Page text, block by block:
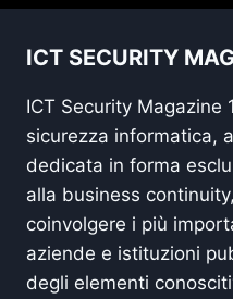
ICT SECURITY
ICT Security Magazine
sicurezza informatica,
dedicata in forma
alla business
coinvolgere i più
aziende e istituzioni
degli elementi